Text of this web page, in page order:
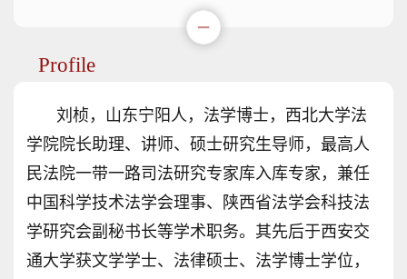
Profile
刘桢，山东宁阳人，法学博士，西北大学法
学院院长助理、讲师、硕士研究生导师，最高人
民法院一带一路司法研究专家库入库专家，兼任
中国科学技术法学会理事、陕西省法学会科技法
学研究会副秘书长等学术职务。其先后于西安交
通大学获文学学士、法律硕士、法学博士学位，